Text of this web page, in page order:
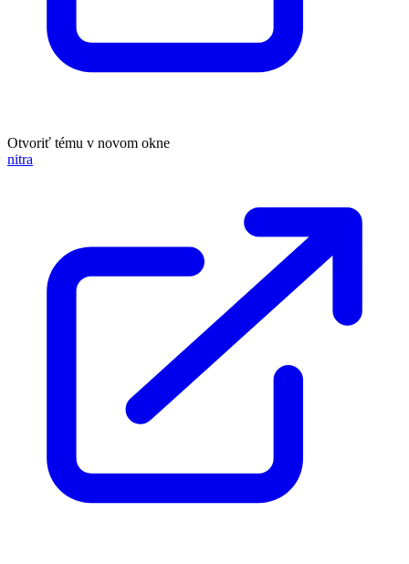
Otvoriť tému v novom okne
nitra